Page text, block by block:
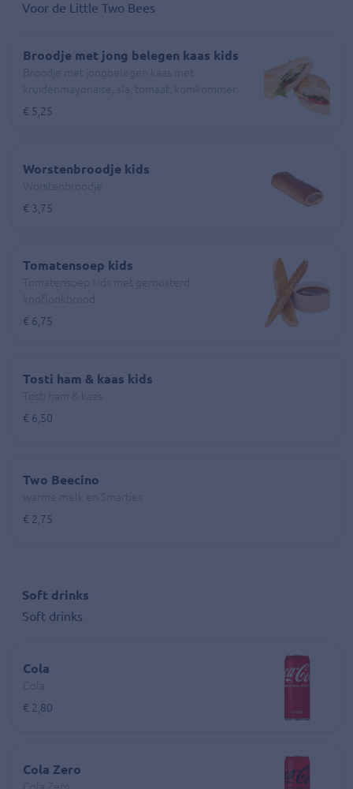
Voor de Little Two Bees
Broodje met jong belegen kaas kids
€ 5,25
Worstenbroodje kids
€ 3,75
Tomatensoep kids
€ 6,75
Tosti ham & kaas kids
€ 6,50
Two Beecino
€ 2,75
Soft drinks
Soft drinks
Cola
€ 2,80
Cola Zero